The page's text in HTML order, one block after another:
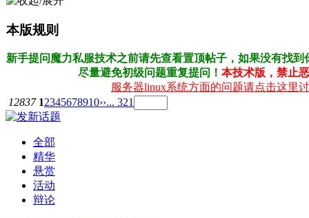
本版规则
新手提问魔力私服技术之前请先查看置顶帖子，如果没有找
尽量避免初级问题重复提问！ 本技术版，禁止
服务器linux系统方面的问题请点击这里
12837 12345678910››... 321
全部
精华
悬赏
活动
辩论